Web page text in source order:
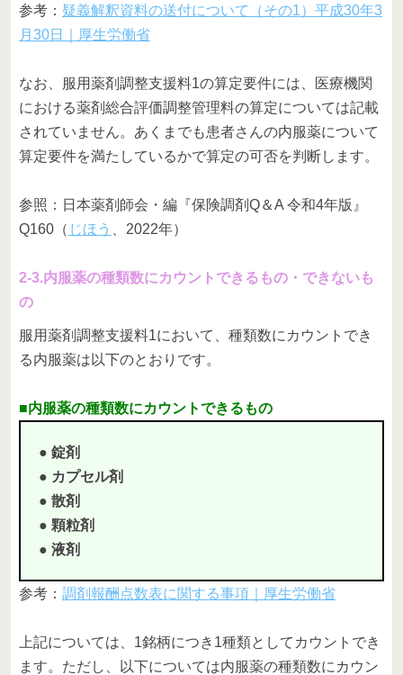
参考： 疑義解釈資料の送付について（その1）平成30年3
月30日｜厚生労働省
なお、服用薬剤調整支援料1の算定要件には、医療機関
における薬剤総合評価調整管理料の算定については記載
されていません。あくまでも患者さんの内服薬について
算定要件を満たしているかで算定の可否を判断します。
参照：日本薬剤師会・編『保険調剤Q＆A 令和4年版』
Q160（ じほう 、2022年）
2-3.内服薬の種類数にカウントできるもの・できないも
の
服用薬剤調整支援料1において、種類数にカウントでき
る内服薬は以下のとおりです。
■内服薬の種類数にカウントできるもの
● 錠剤
● カプセル剤
● 散剤
● 顆粒剤
● 液剤
参考： 調剤報酬点数表に関する事項｜厚生労働省
上記については、1銘柄につき1種類としてカウントでき
ます。ただし、以下については内服薬の種類数にカウン